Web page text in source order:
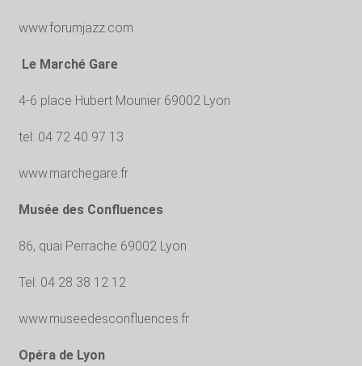
www.forumjazz.com
Le Marché Gare
4-6 place Hubert Mounier 69002 Lyon
tel: 04 72 40 97 13
www.marchegare.fr
Musée des Confluences
86, quai Perrache 69002 Lyon
Tel: 04 28 38 12 12
www.museedesconfluences.fr
Opéra de Lyon